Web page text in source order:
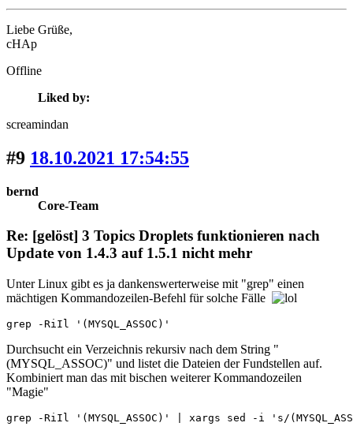
Liebe Grüße,
cHAp
Offline
Liked by:
screamindan
#9 18.10.2021 17:54:55
bernd
Core-Team
Re: [gelöst] 3 Topics Droplets funktionieren nach
Update von 1.4.3 auf 1.5.1 nicht mehr
Unter Linux gibt es ja dankenswerterweise mit "grep" einen
mächtigen Kommandozeilen-Befehl für solche Fälle
grep -RiIl '(MYSQL_ASSOC)'
Durchsucht ein Verzeichnis rekursiv nach dem String "
(MYSQL_ASSOC)" und listet die Dateien der Fundstellen auf.
Kombiniert man das mit bischen weiterer Kommandozeilen
"Magie"
grep -RiIl '(MYSQL_ASSOC)' | xargs sed -i 's/